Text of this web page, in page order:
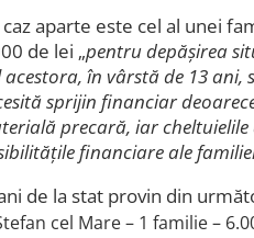
caz aparte este cel al unei
de lei „pentru depășirea
în vârstă de 13 ani,
sprijin financiar
precară, iar
financiare ale
de la stat provin din
cel Mare – 1 familie –